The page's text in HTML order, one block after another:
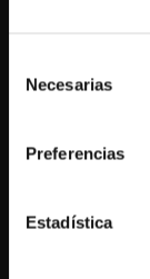
Necesarias
Preferencias
Estadística
Ingeniero